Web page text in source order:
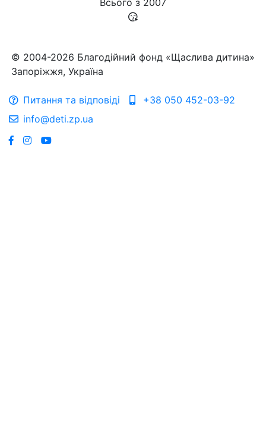
Всього з 2007
© 2004-2026 Благодійний фонд «Щаслива дитина»
Запоріжжя, Україна
Питання та відповіді
+38 050 452-03-92
info@deti.zp.ua